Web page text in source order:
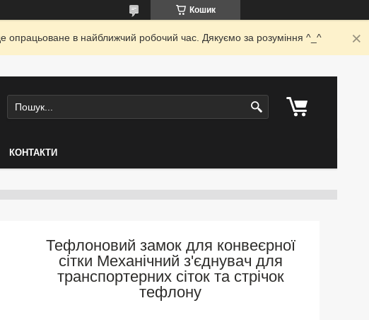
Кошик
опрацьоване в найближчий робочий час. Дякуємо за розуміння ^_^
КОНТАКТИ
Тефлоновий замок для конвеєрної
сітки Механічний з'єднувач для
транспортерних сіток та стрічок
тефлону